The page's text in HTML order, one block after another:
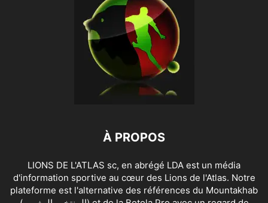
À PROPOS
LIONS DE L'ATLAS sc, en abrégé LDA est un média
d'information sportive au cœur des Lions de l'Atlas. Notre
plateforme est l'alternative des références du Mountakhab